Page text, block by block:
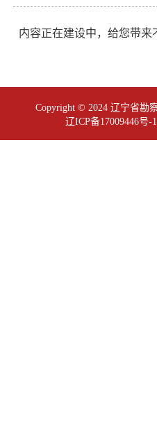
内容正在建设中，给您带来
Copyright © 2024 辽宁省勘
辽ICP备17009446号-1